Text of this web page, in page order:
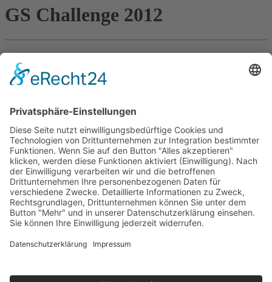
GS Challenge 2012
Mit den untenstehenden Links kommt man zu den
17.6.2012 im Rahmen des Touratec Travel Events stattfand.
250 Teilnehmer stellten sich 17 Sonderprüfungen oder erkundeten
den Scharzwald per Roadbook auf teils bisher unbekannten
Strecken. Die Fotos entstanden vor allem bei den schweißtreibenden
Enduroprüfungen, wo den Teilnehmern neben Mut und Fahrkönnen
auch eine ganze Menge Fitness abgefordert wurden.
Eine Heerschar an freiwillingen Helfern aus der Region, meist aus
regional ansässigen Motorradclubs, unterstützten die Organisatoren
vor allem an den Stationen der Sonderprüfungen tatkräftig, sodass
das Event ohne Zwischenfälle verlief.
Ich besuchte an den beiden Fahrtagen eine Auswahl der 17